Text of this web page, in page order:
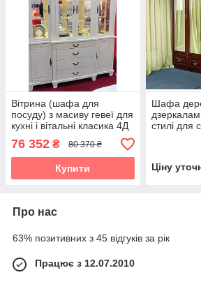
Вітрина (шафа для
посуду) з масиву гевеї для
кухні і вітальні класика 4Д
Барселона Sof, колір
білий
76 352 ₴ 80 370 ₴
Купити
Шафа
стилі для
Ціну
Про нас
63% позитивних з 45 відгуків за рік
Працює з 12.07.2010